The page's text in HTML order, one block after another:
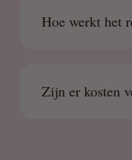
Hoe werkt het
Zijn er kosten